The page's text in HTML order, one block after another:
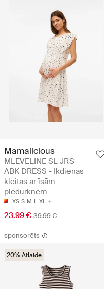
Mamalicious
MLEVELINE SL JRS
ABK DRESS - Ikdienas
kleitas ar īsām
piedurknēm
XS S M L XL
23.99 € 39.99 €
sponsorēts
20% Atlaide